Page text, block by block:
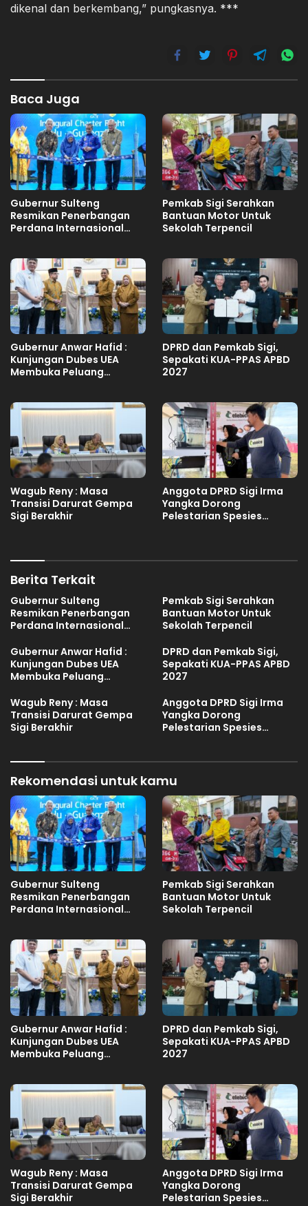
dikenal dan berkembang,” pungkasnya. ***
Baca Juga
Gubernur Sulteng
Resmikan Penerbangan
Perdana Internasional
Pemkab Sigi Serahkan
Bantuan Motor Untuk
Sekolah Terpencil
Gubernur Anwar Hafid :
Kunjungan Dubes UEA
Membuka Peluang
DPRD dan Pemkab Sigi,
Sepakati KUA-PPAS APBD
2027
Wagub Reny : Masa
Transisi Darurat Gempa
Sigi Berakhir
Anggota DPRD Sigi Irma
Yangka Dorong
Pelestarian Spesies
Berita Terkait
Gubernur Sulteng
Resmikan Penerbangan
Perdana Internasional
Pemkab Sigi Serahkan
Bantuan Motor Untuk
Sekolah Terpencil
Gubernur Anwar Hafid :
Kunjungan Dubes UEA
Membuka Peluang
DPRD dan Pemkab Sigi,
Sepakati KUA-PPAS APBD
2027
Wagub Reny : Masa
Transisi Darurat Gempa
Sigi Berakhir
Anggota DPRD Sigi Irma
Yangka Dorong
Pelestarian Spesies
Rekomendasi untuk kamu
Gubernur Sulteng
Resmikan Penerbangan
Perdana Internasional
Pemkab Sigi Serahkan
Bantuan Motor Untuk
Sekolah Terpencil
Gubernur Anwar Hafid :
Kunjungan Dubes UEA
Membuka Peluang
DPRD dan Pemkab Sigi,
Sepakati KUA-PPAS APBD
2027
Wagub Reny : Masa
Transisi Darurat Gempa
Sigi Berakhir
Anggota DPRD Sigi Irma
Yangka Dorong
Pelestarian Spesies